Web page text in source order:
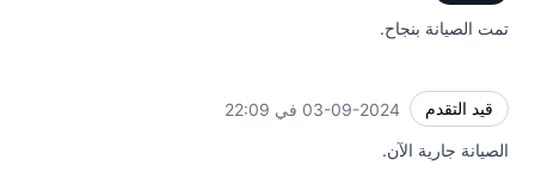
تمت الصيانة بنجاح.
قيد التقدم 03-09-2024 في 22:09
الصيانة جارية الآن.